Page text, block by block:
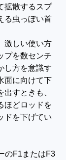
拡散するスプ
る虫っぽい首
激しい使い方
プを数センチ
し方を意識す
面に向けて下
すときも、
ほどロッドを
ドを下げてい
のF1またはF3